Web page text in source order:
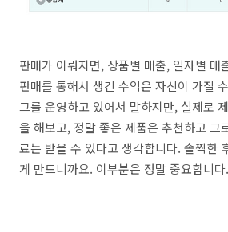
판매가 이뤄지면, 상품별 매출, 일자별 매
판매를 통해서 생긴 수익은 자신이 가질
그를 운영하고 있어서 말하지만, 실제로
을 해보고, 정말 좋은 제품은 추천하고 그
료는 받을 수 있다고 생각합니다. 솔찍한
게 만드니까요. 이부분은 정말 중요합니다.